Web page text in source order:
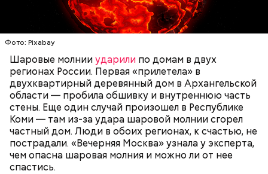
Фото: Pixabay
Шаровые молнииударили по домам в двух
регионах России. Первая «прилетела» в
двухквартирный деревянный дом в Архангельской
области — пробила обшивку и внутреннюю часть
стены. Еще один случай произошел в Республике
Коми — там из-за удара шаровой молнии сгорел
частный дом. Люди в обоих регионах, к счастью, не
пострадали. «Вечерняя Москва» узнала у эксперта,
чем опасна шаровая молния и можно ли от нее
спастись.
проходит и через стекла, даже часто не оставляя
следов. Она как капля стекает, растекается. Может
и в окно влезть, причем в двухметровое.
Сжимается, как воздушный шар, и проходит.
УЧЕНЫЕ МОЛНИИ ПОГОДА
По его словам, солдаты не знали о масштабах
трагедии. Подобных аварий раньше не случалось.
Поэтому он не испытывал страха.
множество людей. В 1087 году мощи Николая
Угодника были перенесены в итальянский город
Бар (Бари), где находятся и поныне.